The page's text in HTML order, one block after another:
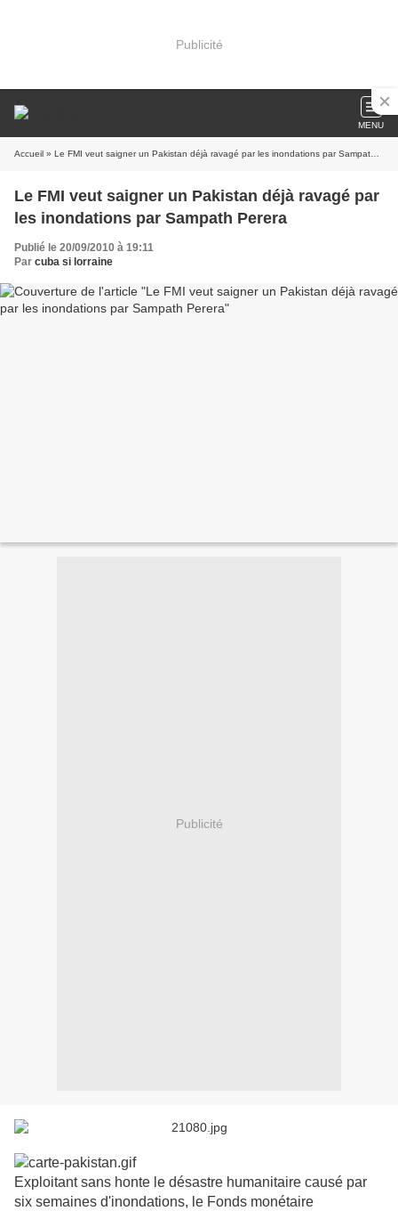
Publicité
MENU
Accueil » Le FMI veut saigner un Pakistan déjà ravagé par les inondations par Sampath Perera
Le FMI veut saigner un Pakistan déjà ravagé par
les inondations par Sampath Perera
Publié le 20/09/2010 à 19:11
Par cuba si lorraine
Publicité
Exploitant sans honte le désastre humanitaire causé par
six semaines d'inondations, le Fonds monétaire